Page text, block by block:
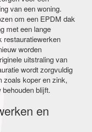
van een woning.
om een EPDM dak
met een lange
restauratiewerken
worden
uitstraling van
wordt zorgvuldig
zoals koper en zink,
blijft.
en